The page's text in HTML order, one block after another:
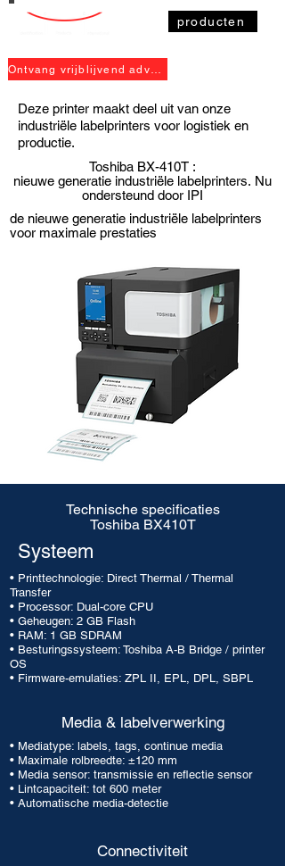
producten
Deze printer maakt deel uit van onze
industriële labelprinters voor logistiek en
productie.
Toshiba BX-410T :
nieuwe generatie industriële labelprinters. Nu
ondersteund door IPI
de nieuwe generatie industriële labelprinters
voor maximale prestaties
Technische specificaties
Toshiba BX410T
Systeem
• Printtechnologie: Direct Thermal / Thermal
Transfer
• Processor: Dual-core CPU
• Geheugen: 2 GB Flash
• RAM: 1 GB SDRAM
• Besturingssysteem: Toshiba A-B Bridge / printer
OS
• Firmware-emulaties: ZPL II, EPL, DPL, SBPL
Media & labelverwerking
• Mediatype: labels, tags, continue media
• Maximale rolbreedte: ±120 mm
• Media sensor: transmissie en reflectie sensor
• Lintcapaciteit: tot 600 meter
• Automatische media-detectie
Connectiviteit